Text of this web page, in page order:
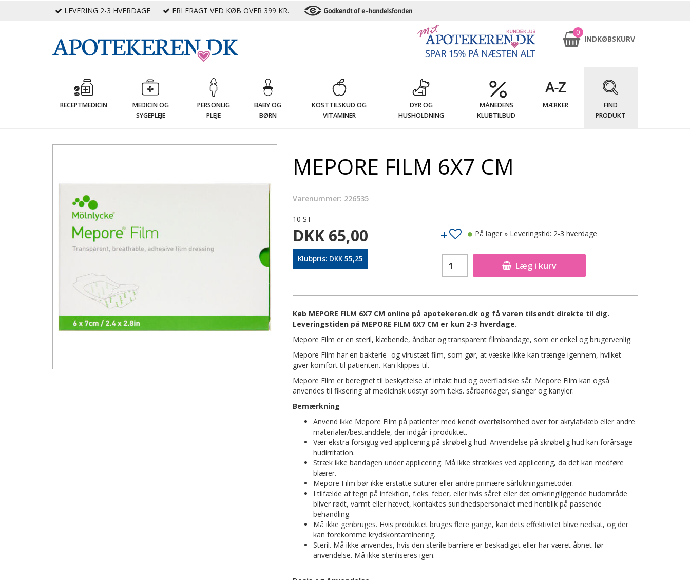
LEVERING 2-3 HVERDAGE FRI FRAGT VED KØB OVER 399 KR.
0
INDKØBSKURV
RECEPTMEDICIN
MEDICIN OG
SYGEPLEJE
PERSONLIG
PLEJE
BABY OG
BØRN
KOSTTILSKUD OG
VITAMINER
DYR OG
HUSHOLDNING
MÅNEDENS
KLUBTILBUD
MÆRKER
FIND
PRODUKT
MEPORE FILM 6X7 CM
Varenummer: 226535
10 ST
DKK 65,00
Klubpris: DKK 55,25
Læg i kurv
På lager » Leveringstid: 2-3 hverdage
Køb MEPORE FILM 6X7 CM online på apotekeren.dk og få varen tilsendt direkte til dig.
Leveringstiden på MEPORE FILM 6X7 CM er kun 2-3 hverdage.
Mepore Film er en steril, klæbende, åndbar og transparent filmbandage, som er enkel og brugervenlig.
Mepore Film har en bakterie- og virustæt film, som gør, at væske ikke kan trænge igennem, hvilket
giver komfort til patienten. Kan klippes til.
Mepore Film er beregnet til beskyttelse af intakt hud og overfladiske sår. Mepore Film kan også
anvendes til fiksering af medicinsk udstyr som f.eks. sårbandager, slanger og kanyler.
Bemærkning
Anvend ikke Mepore Film på patienter med kendt overfølsomhed over for akrylatklæb eller andre
materialer/bestanddele, der indgår i produktet.
Vær ekstra forsigtig ved applicering på skrøbelig hud. Anvendelse på skrøbelig hud kan forårsage
hudirritation.
Stræk ikke bandagen under applicering. Må ikke strækkes ved applicering, da det kan medføre
blærer.
Mepore Film bør ikke erstatte suturer eller andre primære sårlukningsmetoder.
I tilfælde af tegn på infektion, f.eks. feber, eller hvis såret eller det omkringliggende hudområde
bliver rødt, varmt eller hævet, kontaktes sundhedspersonalet med henblik på passende
behandling.
Må ikke genbruges. Hvis produktet bruges flere gange, kan dets effektivitet blive nedsat, og der
kan forekomme krydskontaminering.
Steril. Må ikke anvendes, hvis den sterile barriere er beskadiget eller har været åbnet før
anvendelse. Må ikke steriliseres igen.